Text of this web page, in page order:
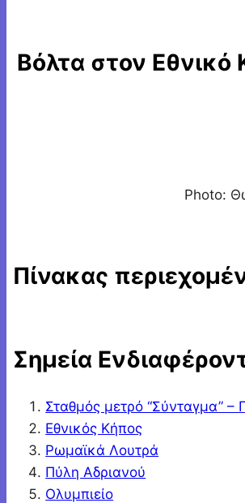
Βόλτα στον Εθνικό
Photo:
Πίνακας
Σημεία
Σταθμός μετρό “Σύνταγμα” –
Εθνικός Κήπος
Ρωμαϊκά Λουτρά
Πύλη Αδριανού
Ολυμπιείο